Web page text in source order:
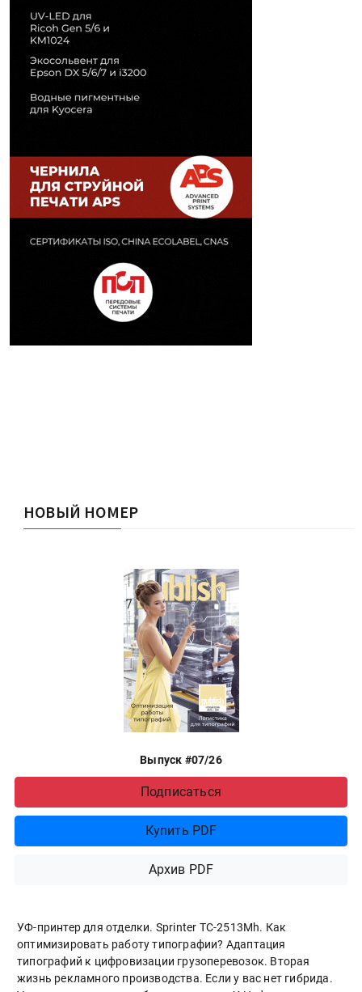
НОВЫЙ НОМЕР
Выпуск #07/26
Подписаться
Купить PDF
Архив PDF
УФ-принтер для отделки. Sprinter ТС-2513Mh. Как
оптимизировать работу типографии? Адаптация
типографий к цифровизации грузоперевозок. Вторая
жизнь рекламного производства. Если у вас нет гибрида.